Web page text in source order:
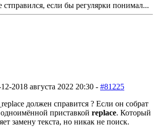
стправился, если бы регулярки понимал...
2018 августа 2022 20:30 - #81225
должен справится ? Если он собрат
приставкой replace. Который
замену текста, но никак не поиск.